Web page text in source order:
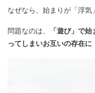
なぜなら、始まりが「浮気
問題なのは、
「遊び」で
ってしまいお互いの存在に